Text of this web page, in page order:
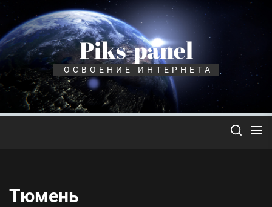
Перейти
содержимому
Piks-panel
ОСВОЕНИЕ ИНТЕРНЕТА
Тюмень